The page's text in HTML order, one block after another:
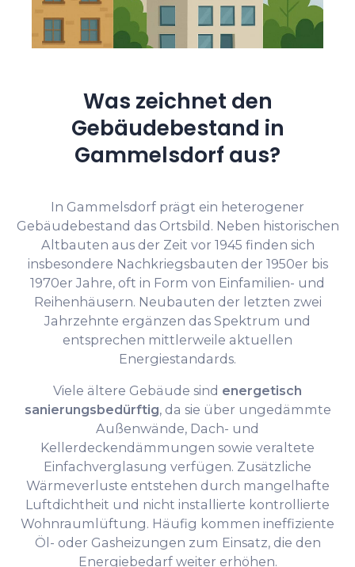
Was zeichnet den
Gebäudebestand in
Gammelsdorf aus?
In Gammelsdorf prägt ein heterogener
Gebäudebestand das Ortsbild. Neben historischen
Altbauten aus der Zeit vor 1945 finden sich
insbesondere Nachkriegsbauten der 1950er bis
1970er Jahre, oft in Form von Einfamilien- und
Reihenhäusern. Neubauten der letzten zwei
Jahrzehnte ergänzen das Spektrum und
entsprechen mittlerweile aktuellen
Energiestandards.
Viele ältere Gebäude sind energetisch
sanierungsbedürftig, da sie über ungedämmte
Außenwände, Dach- und
Kellerdeckendämmungen sowie veraltete
Einfachverglasung verfügen. Zusätzliche
Wärmeverluste entstehen durch mangelhafte
Luftdichtheit und nicht installierte kontrollierte
Wohnraumlüftung. Häufig kommen ineffiziente
Öl- oder Gasheizungen zum Einsatz, die den
Energiebedarf weiter erhöhen.